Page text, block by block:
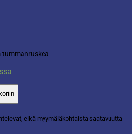
tummanruskea
eikä myymäläkohtaista saatavuutta